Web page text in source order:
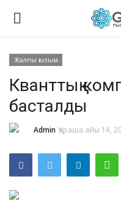
Басты
Жаңалықтар
Химия
Жалпы ғылым
Кванттық
басталды
Admin Қараша айы 14,